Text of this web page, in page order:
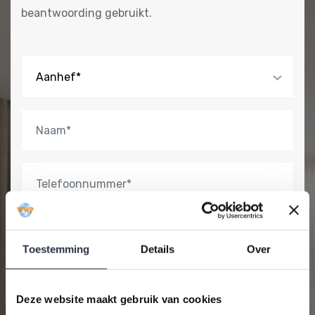
Toestemming Details Over
Deze website maakt gebruik van cookies
2026. Nog slechts 15 appartementen te koop!
beantwoording gebruikt.
Aanhef*